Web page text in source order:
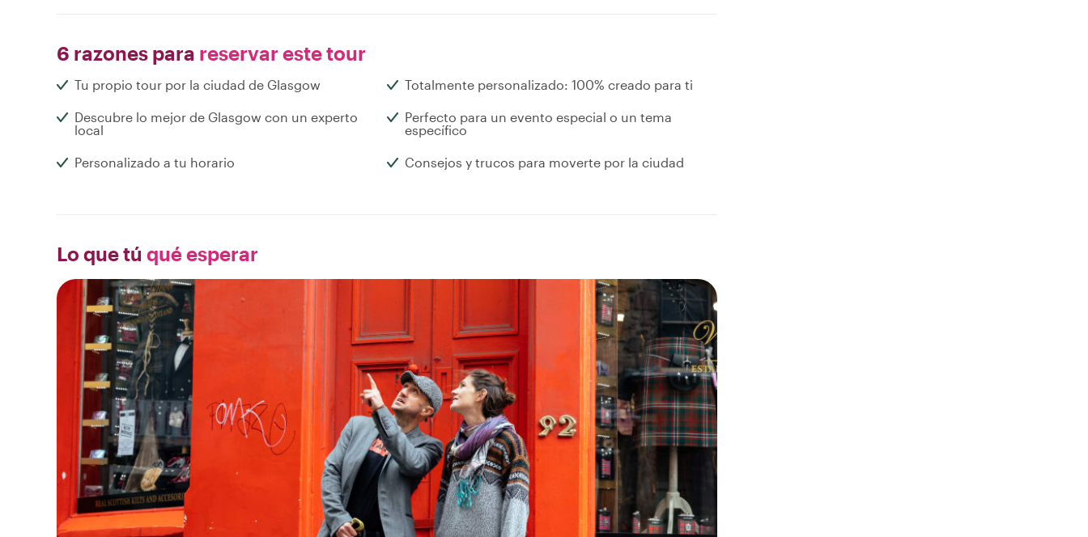
6 razones para reservar este tour
Tu propio tour por la ciudad de Glasgow Totalmente personalizado: 100% creado para ti
Descubre lo mejor de Glasgow con un experto
local
Perfecto para un evento especial o un tema
específico
Personalizado a tu horario Consejos y trucos para moverte por la ciudad
Lo que tú qué esperar